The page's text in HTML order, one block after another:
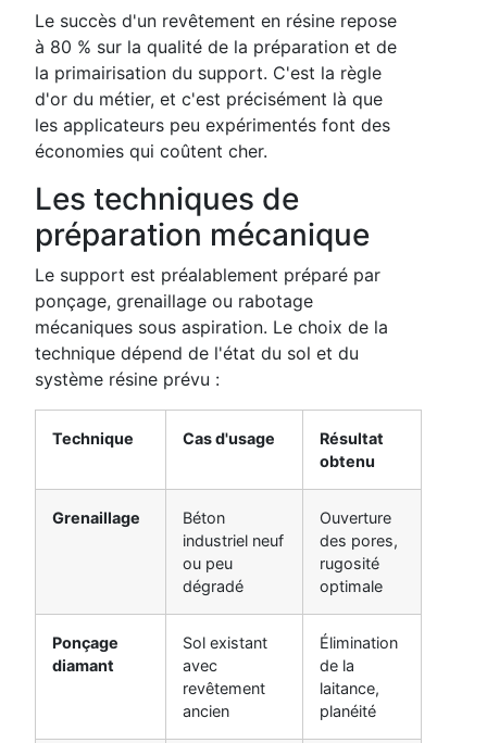
Le succès d'un revêtement en résine repose
à 80 % sur la qualité de la préparation et de
la primairisation du support. C'est la règle
d'or du métier, et c'est précisément là que
les applicateurs peu expérimentés font des
économies qui coûtent cher.
Les techniques de
préparation mécanique
Le support est préalablement préparé par
ponçage, grenaillage ou rabotage
mécaniques sous aspiration. Le choix de la
technique dépend de l'état du sol et du
système résine prévu :
Technique Cas d'usage
Résultat
obtenu
Grenaillage
Béton
industriel neuf
ou peu
dégradé
Ouverture
des pores,
rugosité
optimale
Ponçage
diamant
Sol existant
avec
revêtement
ancien
Élimination
de la
laitance,
planéité